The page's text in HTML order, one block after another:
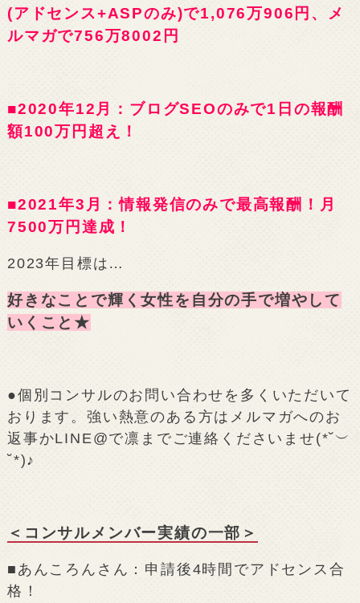
(アドセンス+ASPのみ)で1,076万906円、メ
ルマガで756万8002円
■2020年12月：ブログSEOのみで1日の報酬
額100万円超え！
■2021年3月：情報発信のみで最高報酬！月
7500万円達成！
2023年目標は…
好きなことで輝く女性を自分の手で増やして
いくこと★
●個別コンサルのお問い合わせを多くいただいて
おります。強い熱意のある方はメルマガへのお
返事かLINE@で凛までご連絡くださいませ(*˘︶
˘*)♪
＜コンサルメンバー実績の一部＞
■あんころんさん：申請後4時間でアドセンス合
格！